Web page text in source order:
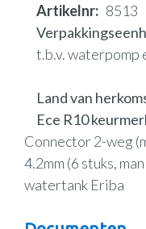
Artikelnr
8513
t.b.v. waterpomp
Land van
Ece R10
Connector 2-weg
4.2mm (6 stuks,
watertank Eriba